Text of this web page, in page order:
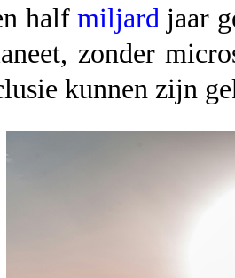
half miljard jaar
zonder
kunnen zijn